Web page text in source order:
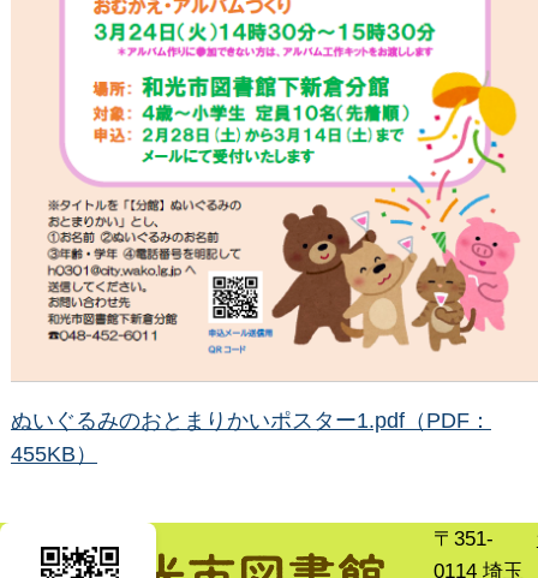
ぬいぐるみのおとまりかいポスター1.pdf（PDF：
455KB）
〒351-
0114 埼玉